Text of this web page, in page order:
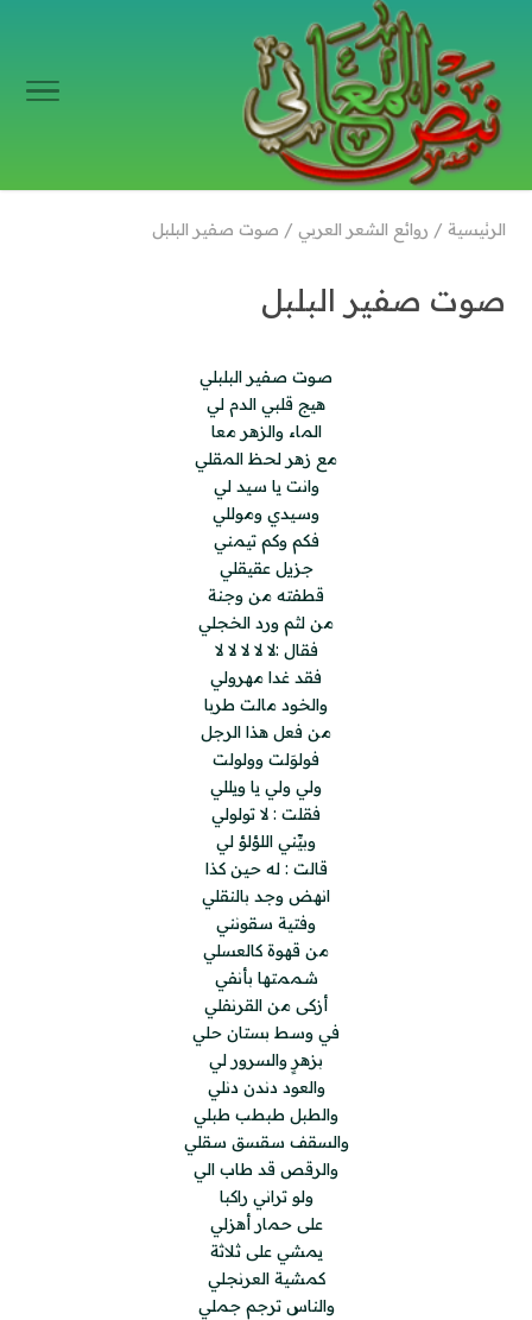
الرئيسية / روائع الشعر العربي / صوت صفير البلبل
صوت صفير البلبل
صوت صفير البلبلي
هيج قلبي الدم لي
الماء والزهر معا
مع زهر لحظ المقلي
وانت يا سيد لي
وسيدي وموللي
فكم وكم تيمني
جزيل عقيقلي
قطفته من وجنة
من لثم ورد الخجلي
فقال :لا لا لا لا لا
فقد غدا مهرولي
والخود مالت طربا
من فعل هذا الرجل
فولوَلت وولولت
ولي ولي يا ويللي
فقلت : لا تولولي
وبيِّني اللؤلؤ لي
قالت : له حين كذا
انهض وجد بالنقلي
وفتية سقونني
من قهوة كالعسلي
شممتها بأنفي
أزكى من القرنفلي
في وسط بستان حلي
بزهرٍ والسرور لي
والعود دندن دنلي
والطبل طبطب طبلي
والسقف سقسق سقلي
والرقص قد طاب الي
ولو تراني راكبا
على حمار أهزلي
يمشي على ثلاثة
كمشية العرنجلي
والناس ترجم جملي